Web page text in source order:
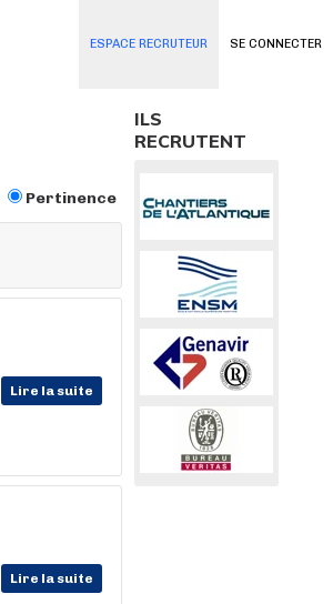
SE CONNECTER
ESPACE RECRUTEUR
Pertinence
Lire la suite
Lire la suite
ILS
RECRUTENT